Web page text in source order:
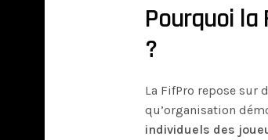
Pourquoi
?
La FifPro repose sur
qu’organisation
individuels des